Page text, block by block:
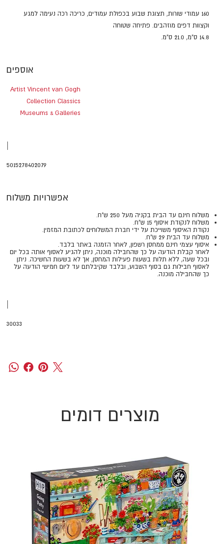
160 עמודי שורות, תצוגת שבוע בכפולת עמודים, כריכה רכה נעימה למגע
וקצוות דפים מוזהבים. פתיחה שטוחה
14.8 ס"מ, 21.0 ס"מ.
אוספים
Artist Vincent van Gogh
Collection Classics
Museums & Galleries
|
5015278402079
אפשרויות משלוח
משלוח חינם עד הבית בקניה מעל 250 ש"ח.
משלוח לנקודת איסוף 15 ש"ח.
נקודת האיסוף משוייכת על ידי חברת המשלוחים לכתובת המזמין.
משלוח עד הבית 29 ש"ח.
איסוף עצמי חינם ממחסן רשפון, לאחר הזמנה באתר בלבד.
​​​​​​​לאחר קבלת הודעה על כך שהחבילה מוכנה, ניתן להגיע לאסוף אותה בכל יום
ובכל שעה, ללא תלות בשעות פעילות המחסן, אך לא בשעות החשיכה. ניתן
לאסוף חבילות גם בסוף השבוע, ובלבד שקיבלתם עד ליום חמישי הודעה על
כך שהחבילה מוכנה.
|
30033
מוצרים דומים